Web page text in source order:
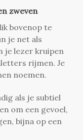
zweven
bovenop te
je net als
je lezer kruipen
rijmen. Je
noemen.
als je subtiel
om een gevoel,
bijna op een